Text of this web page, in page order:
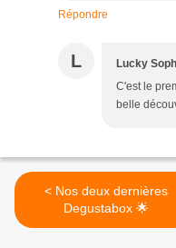
Répondre
L Lucky
C'est le
belle
< Nos deux dernières
Degustabox 🌟